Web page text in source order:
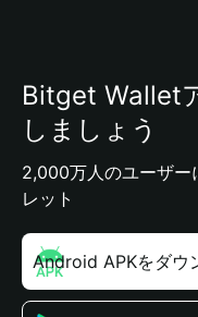
Bitget Wallet
しましょう
2,000万人のユーザー
レット
Android APKをダウ